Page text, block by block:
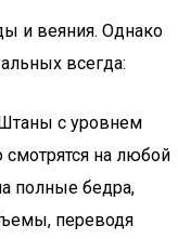
и веяния. Однако
всегда:
с уровнем
смотрятся на любой
полные бедра,
переводя